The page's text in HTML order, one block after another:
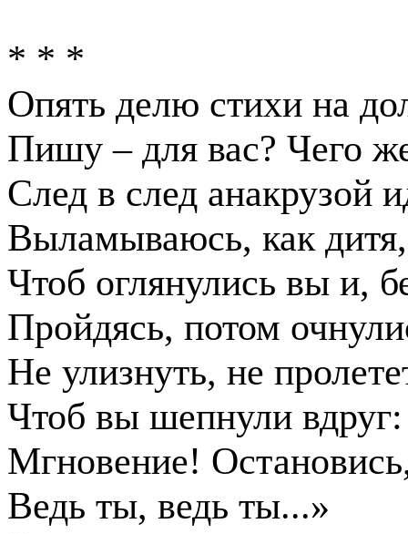
* * *
Опять делю стихи на
Пишу – для вас? Чего
След в след анакрузой
Выламываюсь, как дитя,
Чтоб оглянулись вы и,
Пройдясь, потом
Не улизнуть, не
Чтоб вы шепнули
Мгновение!
Ведь ты, ведь ты...»